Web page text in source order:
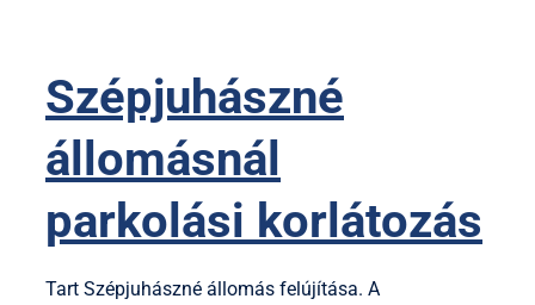
Szépjuhászné
állomásnál
parkolási korlátozás
Tart Szépjuhászné állomás felújítása. A